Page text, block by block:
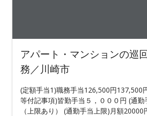
アパート・マンションの巡
務／川崎市
(定額手当1)職務手当126,500円137,500
等付記事項)皆勤手当５，０００円 (通
（上限あり） (通勤手当上限)月額20000